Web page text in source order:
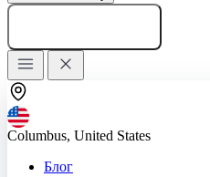
Columbus, United States
Блог